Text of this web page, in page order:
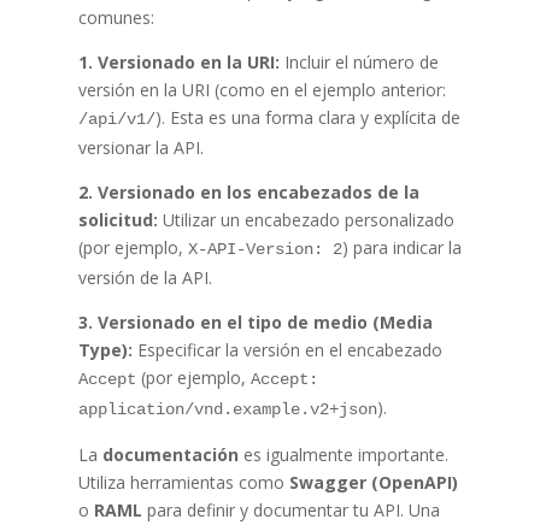
comunes:
1. Versionado en la URI: Incluir el número de
versión en la URI (como en el ejemplo anterior:
/api/v1/). Esta es una forma clara y explícita de
versionar la API.
2. Versionado en los encabezados de la
solicitud: Utilizar un encabezado personalizado
(por ejemplo, X-API-Version: 2) para indicar la
versión de la API.
3. Versionado en el tipo de medio (Media
Type): Especificar la versión en el encabezado
Accept (por ejemplo, Accept:
application/vnd.example.v2+json).
La documentación es igualmente importante.
Utiliza herramientas como Swagger (OpenAPI)
o RAML para definir y documentar tu API. Una